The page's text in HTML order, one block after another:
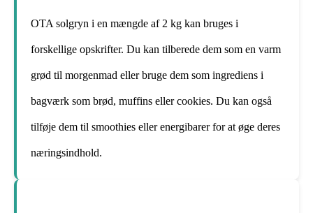
OTA solgryn i en mængde af 2 kg kan bruges i
forskellige opskrifter. Du kan tilberede dem som en varm
grød til morgenmad eller bruge dem som ingrediens i
bagværk som brød, muffins eller cookies. Du kan også
tilføje dem til smoothies eller energibarer for at øge deres
næringsindhold.